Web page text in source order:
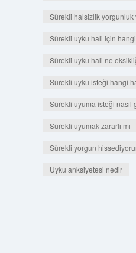
Sürekli halsizlik
Sürekli uyku hali için
Sürekli uyku hali ne
Sürekli uyku isteği hangi
Sürekli uyuma isteği nasıl
Sürekli uyumak zararlı mı
Sürekli yorgun
Uyku anksiyetesi nedir